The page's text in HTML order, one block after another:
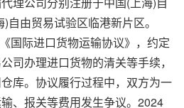
自由贸易试验区临港新片区。
国际进口货物运输协议》，约定
司办理进口货物的清关等手续，
库。协议履行过程中，双方为一
、报关等费用发生争议。2024